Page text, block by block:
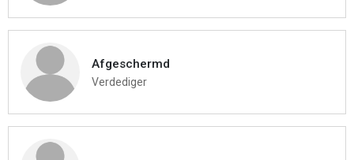
Afgeschermd
Verdediger